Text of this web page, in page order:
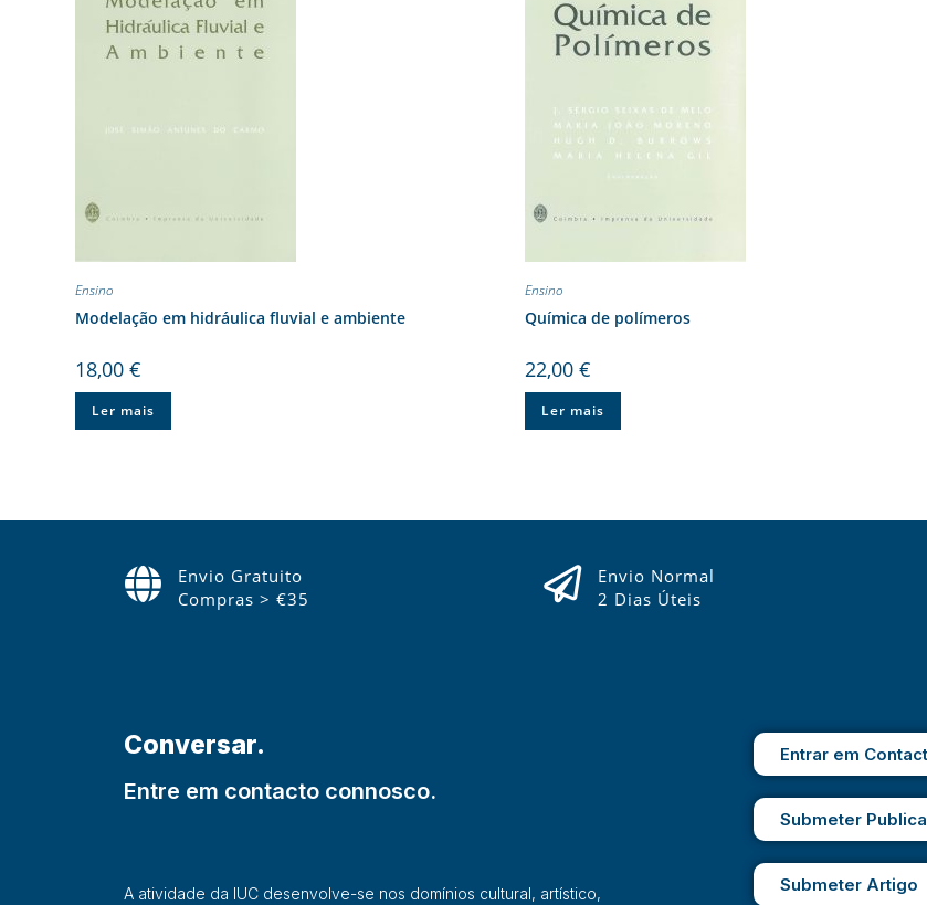
Ensino
Modelação em hidráulica fluvial e ambiente
18,00€
Ler mais
Ensino
Química de polímeros
22,00 €
Ler mais
Envio Gratuito
Compras > €35
Envio Normal
2 Dias Úteis
Conversar.
Entre em contacto connosco.
A atividade da IUC desenvolve-se nos domínios cultural, artístico,
Entrar em
Submeter
Submeter Artigo